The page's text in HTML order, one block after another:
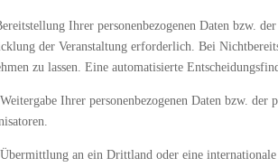
Ihrer personenbezogenen Daten bzw.
der Veranstaltung erforderlich. Bei
zu lassen. Eine automatisierte
Ihrer personenbezogenen Daten bzw. der
an ein Drittland oder eine